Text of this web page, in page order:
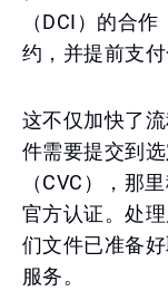
（DCI）的合
约，并提前支
这不仅加快了
件需要提交到
（CVC），那
官方认证。处
们文件已准备
服务。